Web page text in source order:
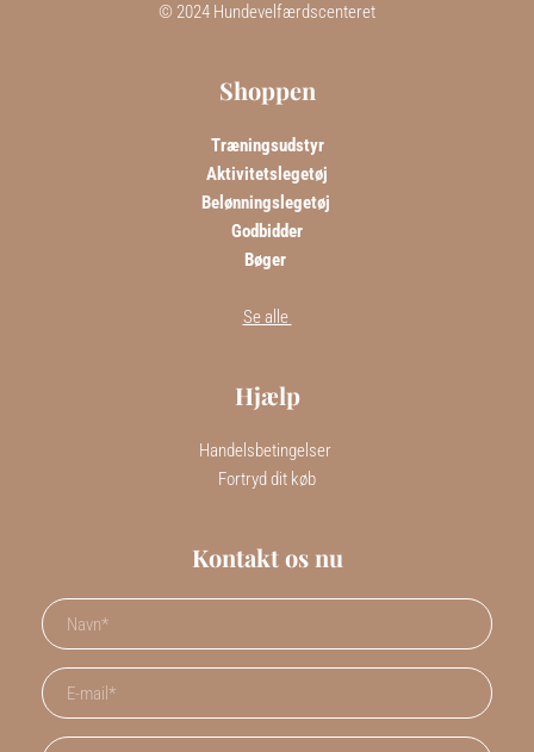
© 2024 Hundevelfærdscenteret
Shoppen
Træningsudstyr
Aktivitetslegetøj
Belønningslegetøj
Godbidder
Bøger
Se alle
Hjælp
Handelsbetingelser
Fortryd dit køb
Kontakt os nu